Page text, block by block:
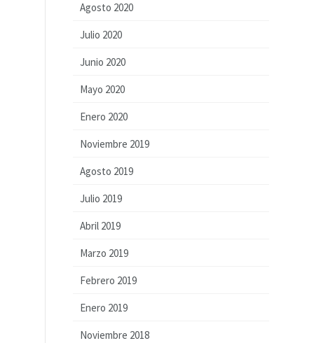
Agosto 2020
Julio 2020
Junio 2020
Mayo 2020
Enero 2020
Noviembre 2019
Agosto 2019
Julio 2019
Abril 2019
Marzo 2019
Febrero 2019
Enero 2019
Noviembre 2018